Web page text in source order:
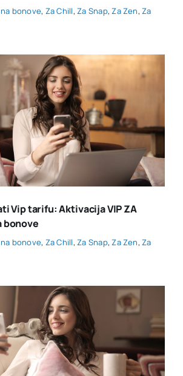
bonove, Za Chill,Za Snap,Za Zen,Za
Vip tarifu: Aktivacija VIP ZA
bonove
bonove, Za Chill,Za Snap,Za Zen,Za